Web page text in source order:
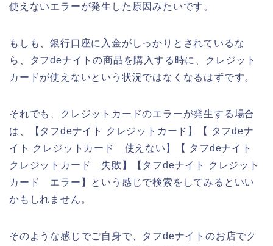
使えないエラーが発生した原因みたいです。
もしも、銀行口座に入金がしっかりとされているな
ら、タフdeナイトの商品を購入する時に、クレジット
カードが使えないという状況ではなくなるはずです。
それでも、クレジットカードのエラーが発生する場合
は、【タフdeナイト クレジットカード】【 タフdeナ
イト クレジットカード 使えない】【 タフdeナイト
クレジットカード 失敗】【タフdeナイト クレジット
カード エラー】という感じで検索をしてみるといい
かもしれません。
そのような感じでご自身で、タフdeナイトのお店でク